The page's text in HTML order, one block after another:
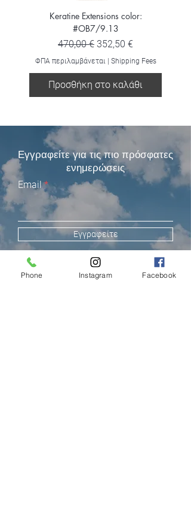
Keratine Extensions color:
#OB7/9.13
Κανονική τιμή
470,00 € Τιμή Έκπτωσης
352,50 €
ΦΠΑ περιλαμβάνεται| Shipping Fees
Προσθήκη στο καλάθι
Εγγραφείτε για τις πιο πρόσφατες
ενημερώσεις
Email
Εγγραφείτε
Phone Instagram Facebook